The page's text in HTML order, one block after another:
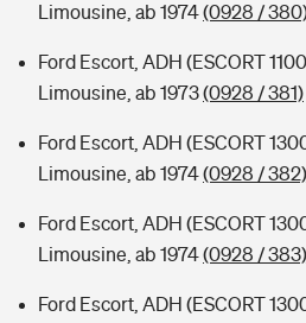
Limousine, ab 1974(0928 /
Ford Escort, ADH (ESCORT
Limousine, ab 1973(0928 / 381)
Ford Escort, ADH (ESCORT
Limousine, ab 1974(0928 / 382)
Ford Escort, ADH (ESCORT
Limousine, ab 1974(0928 / 383)
Ford Escort, ADH (ESCORT